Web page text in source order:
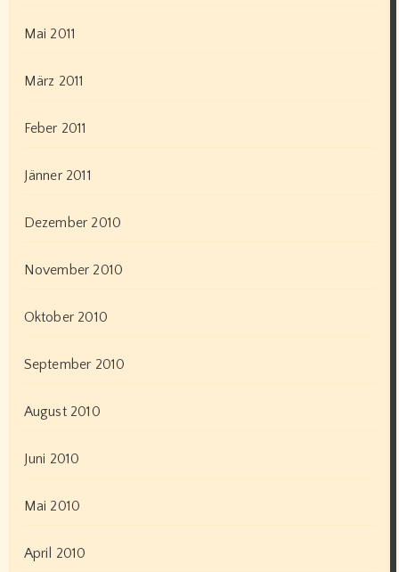
Mai 2011
März 2011
Feber 2011
Jänner 2011
Dezember 2010
November 2010
Oktober 2010
September 2010
August 2010
Juni 2010
Mai 2010
April 2010